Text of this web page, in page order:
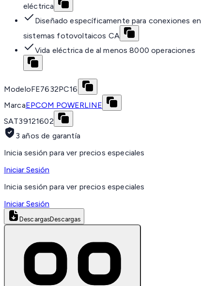
eléctrica
Diseñado específicamente para conexiones en
sistemas fotovoltaicos CA
Vida eléctrica de al menos 8000 operaciones
ModeloFE7632PC16
MarcaEPCOM POWERLINE
SAT39121602
3 años de garantía
Inicia sesión para ver precios especiales
Iniciar Sesión
Inicia sesión para ver precios especiales
Iniciar Sesión
DescargasDescargas